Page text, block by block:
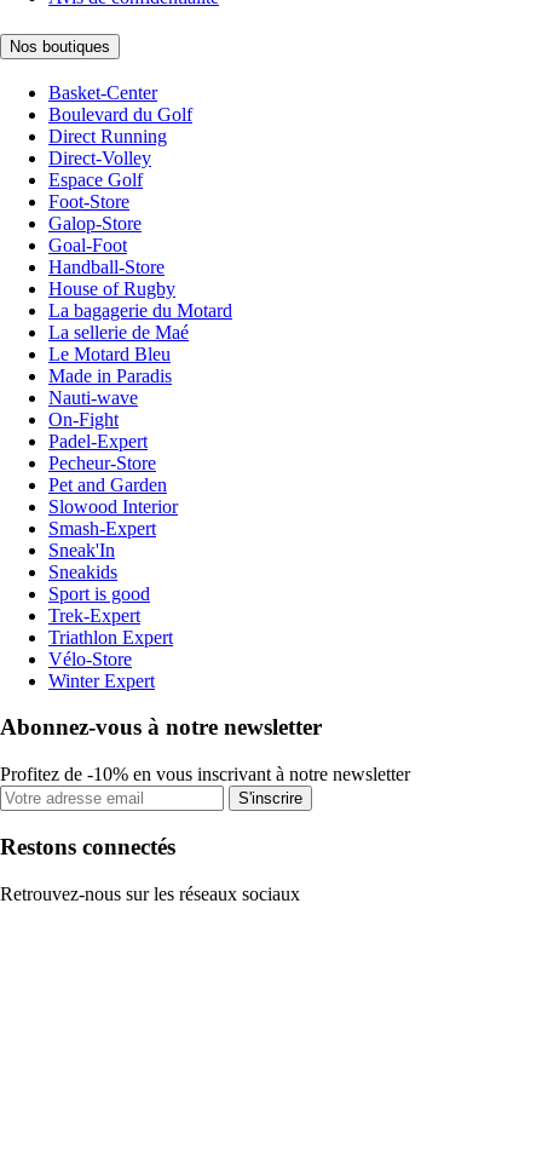
Nos boutiques
Basket-Center
Boulevard du Golf
Direct Running
Direct-Volley
Espace Golf
Foot-Store
Galop-Store
Goal-Foot
Handball-Store
House of Rugby
La bagagerie du Motard
La sellerie de Maé
Le Motard Bleu
Made in Paradis
Nauti-wave
On-Fight
Padel-Expert
Pecheur-Store
Pet and Garden
Slowood Interior
Smash-Expert
Sneak'In
Sneakids
Sport is good
Trek-Expert
Triathlon Expert
Vélo-Store
Winter Expert
Abonnez-vous à notre newsletter
Profitez de -10% en vous inscrivant à notre newsletter
S'inscrire
Restons connectés
Retrouvez-nous sur les réseaux sociaux